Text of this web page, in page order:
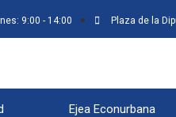
9:00 - 14:00 Plaza de la
Ejea Econurbana